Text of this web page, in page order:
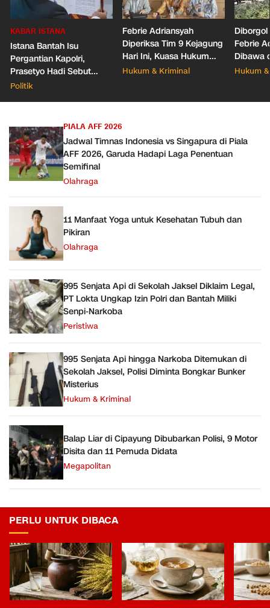
KABAR ISTANA
Istana Bantah Isu
Pergantian Kapolri,
Prasetyo Hadi Sebut
Belum Ada Surpres
Politik
Febrie Adriansyah
Diperiksa Tim 9 Kejagung
Hari Ini, Kuasa Hukum
Pastikan Kooperatif
Hukum & Kriminal
Febrie
Dibawa
ke
Hukum
PIALA AFF 2026
Jadwal Timnas Indonesia vs Singapura di Piala
AFF 2026, Garuda Hadapi Laga Penentuan
Semifinal
Olahraga
11 Manfaat Yoga untuk Kesehatan Tubuh dan
Pikiran
Olahraga
995 Senjata Api di Sekolah Jaksel Diklaim Legal,
PT Lokta Ungkap Izin Polri dan Bantah Miliki
Senpi-Narkoba
Peristiwa
995 Senjata Api hingga Narkoba Ditemukan di
Sekolah Jaksel, Polisi Diminta Bongkar Bunker
Misterius
Hukum & Kriminal
Balap Liar di Cipayung Dibubarkan Polisi, 9 Motor
Disita dan 11 Pemuda Didata
Megapolitan
PERLU UNTUK DIBACA